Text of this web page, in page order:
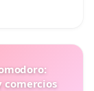
comercios